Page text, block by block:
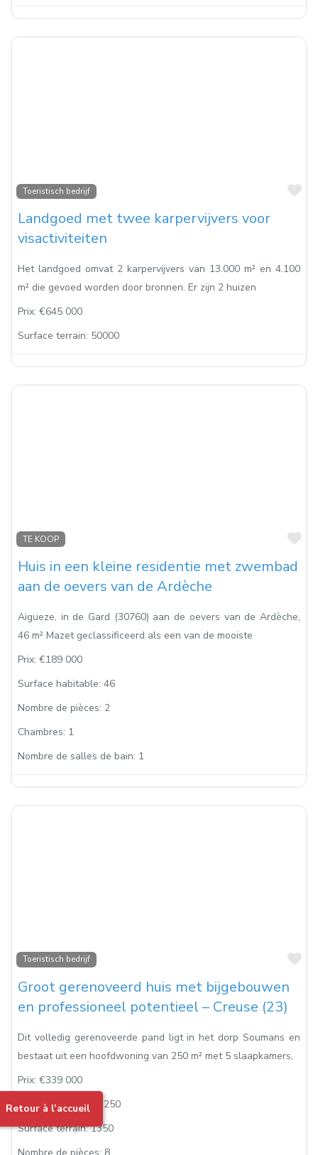
Toeristisch bedrijf
Landgoed met twee karpervijvers voor
visactiviteiten
Het landgoed omvat 2 karpervijvers van 13.000 m² en 4.100
m² die gevoed worden door bronnen. Er zijn 2 huizen
Prix: €645 000
Surface terrain: 50000
TE KOOP
Huis in een kleine residentie met zwembad
aan de oevers van de Ardèche
Aigueze, in de Gard (30760) aan de oevers van de Ardèche,
46 m² Mazet geclassificeerd als een van de mooiste
Prix: €189 000
Surface habitable: 46
Nombre de pièces: 2
Chambres: 1
Nombre de salles de bain: 1
Toeristisch bedrijf
Groot gerenoveerd huis met bijgebouwen
en professioneel potentieel – Creuse (23)
Dit volledig gerenoveerde pand ligt in het dorp Soumans en
bestaat uit een hoofdwoning van 250 m² met 5 slaapkamers,
Prix: €339 000
Surface habitable: 250
Surface terrain:1350
Nombre de pièces: 8
Retour à l’accueil